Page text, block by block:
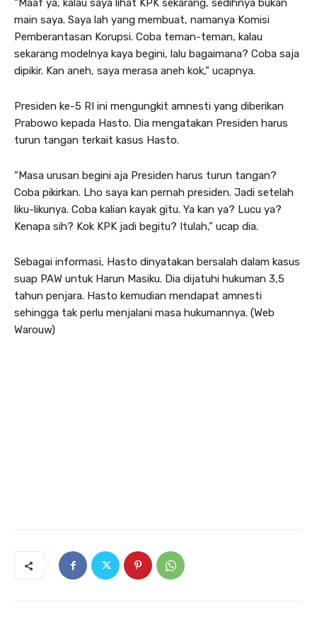
“Maaf ya, kalau saya lihat KPK sekarang, sedihnya bukan
main saya. Saya lah yang membuat, namanya Komisi
Pemberantasan Korupsi. Coba teman-teman, kalau
sekarang modelnya kaya begini, lalu bagaimana? Coba saja
dipikir. Kan aneh, saya merasa aneh kok,” ucapnya.
Presiden ke-5 RI ini mengungkit amnesti yang diberikan
Prabowo kepada Hasto. Dia mengatakan Presiden harus
turun tangan terkait kasus Hasto.
“Masa urusan begini aja Presiden harus turun tangan?
Coba pikirkan. Lho saya kan pernah presiden. Jadi setelah
liku-likunya. Coba kalian kayak gitu. Ya kan ya? Lucu ya?
Kenapa sih? Kok KPK jadi begitu? Itulah,” ucap dia.
Sebagai informasi, Hasto dinyatakan bersalah dalam kasus
suap PAW untuk Harun Masiku. Dia dijatuhi hukuman 3,5
tahun penjara. Hasto kemudian mendapat amnesti
sehingga tak perlu menjalani masa hukumannya. (Web
Warouw)